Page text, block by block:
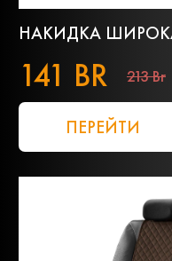
НАКИДКА
141 BR 213 Br
ПЕРЕЙТИ